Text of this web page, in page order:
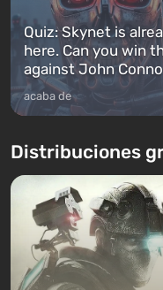
Quiz: Skynet is
here. Can you win
against John
acaba de
Distribuciones